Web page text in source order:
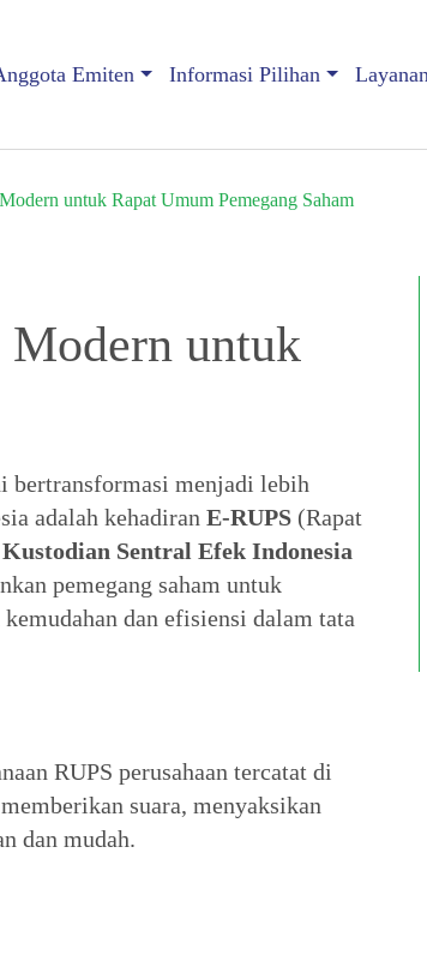
Emiten Informasi Pilihan
untuk Rapat Umum Pemegang Saham
untuk
bertransformasi menjadi lebih
adalah kehadiran E-RUPS (Rapat
Sentral Efek Indonesia
pemegang saham untuk
dan efisiensi dalam tata
RUPS perusahaan tercatat di
suara, menyaksikan
dan mudah.